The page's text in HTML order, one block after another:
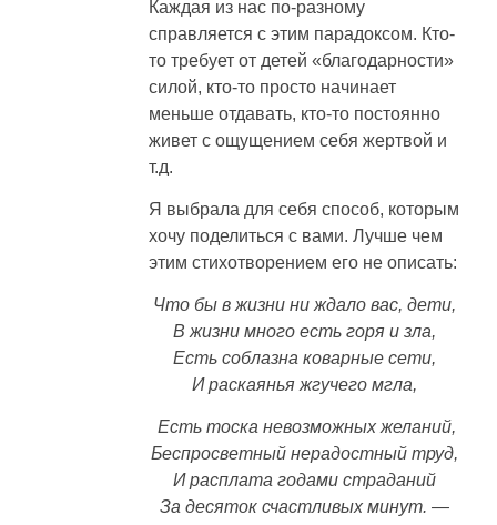
Каждая из нас по-разному
справляется с этим парадоксом. Кто-
то требует от детей «благодарности»
силой, кто-то просто начинает
меньше отдавать, кто-то постоянно
живет с ощущением себя жертвой и
т.д.
Я выбрала для себя способ, которым
хочу поделиться с вами. Лучше чем
этим стихотворением его не описать:
Что бы в жизни ни ждало вас, дети,
В жизни много есть горя и зла,
Есть соблазна коварные сети,
И раскаянья жгучего мгла,
Есть тоска невозможных желаний,
Беспросветный нерадостный труд,
И расплата годами страданий
За десяток счастливых минут. —